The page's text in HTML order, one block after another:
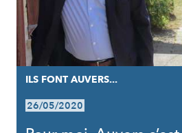
ILS FONT AUVERS...
26/05/2020